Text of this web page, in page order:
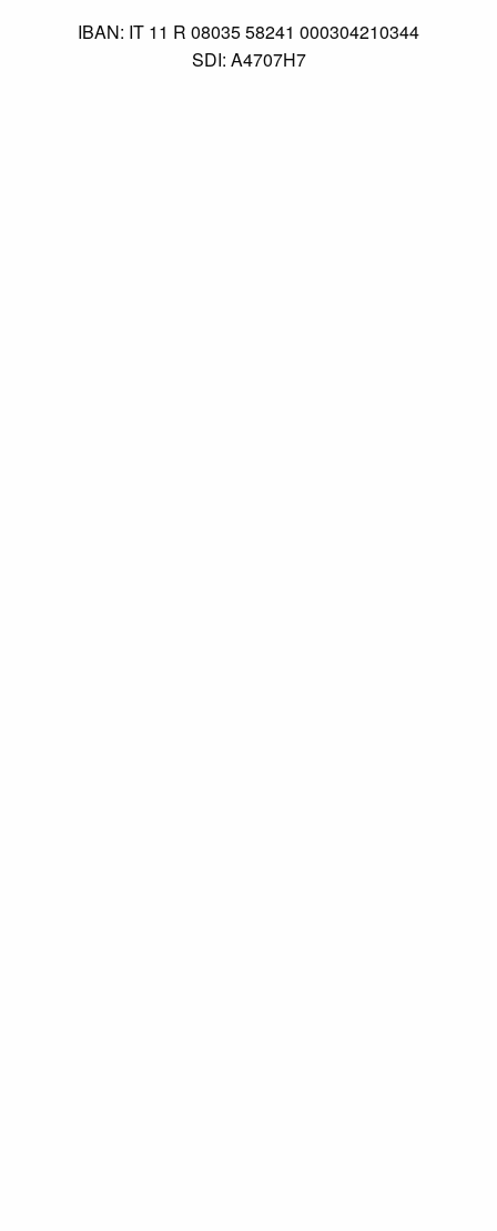
IBAN: IT 11 R 08035 58241 000304210344
SDI: A4707H7